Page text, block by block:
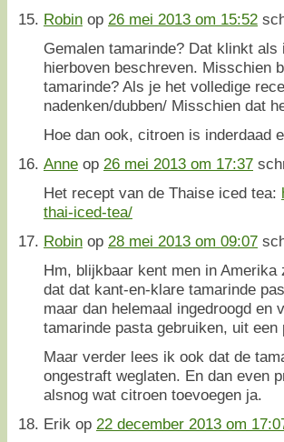
Robin op 26 mei 2013 om 15:52
Gemalen tamarinde? Dat klinkt als
hierboven beschreven. Misschien
tamarinde? Als je het volledige
nadenken/dubben/ Misschien dat
Hoe dan ook, citroen is inderdaad
Anne op 26 mei 2013 om 17:37
Het recept van de Thaise iced tea:
thai-iced-tea/
Robin op 28 mei 2013 om 09:07
Hm, blijkbaar kent men in
dat dat kant-en-klare tamarinde
maar dan helemaal ingedroogd
tamarinde pasta gebruiken, uit
Maar verder lees ik ook dat de
ongestraft weglaten. En dan even
alsnog wat citroen toevoegen ja.
Erik op 22 december 2013 om